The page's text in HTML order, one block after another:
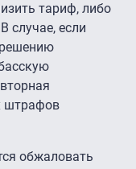
тариф, либо
случае, если
решению
штрафов
обжаловать